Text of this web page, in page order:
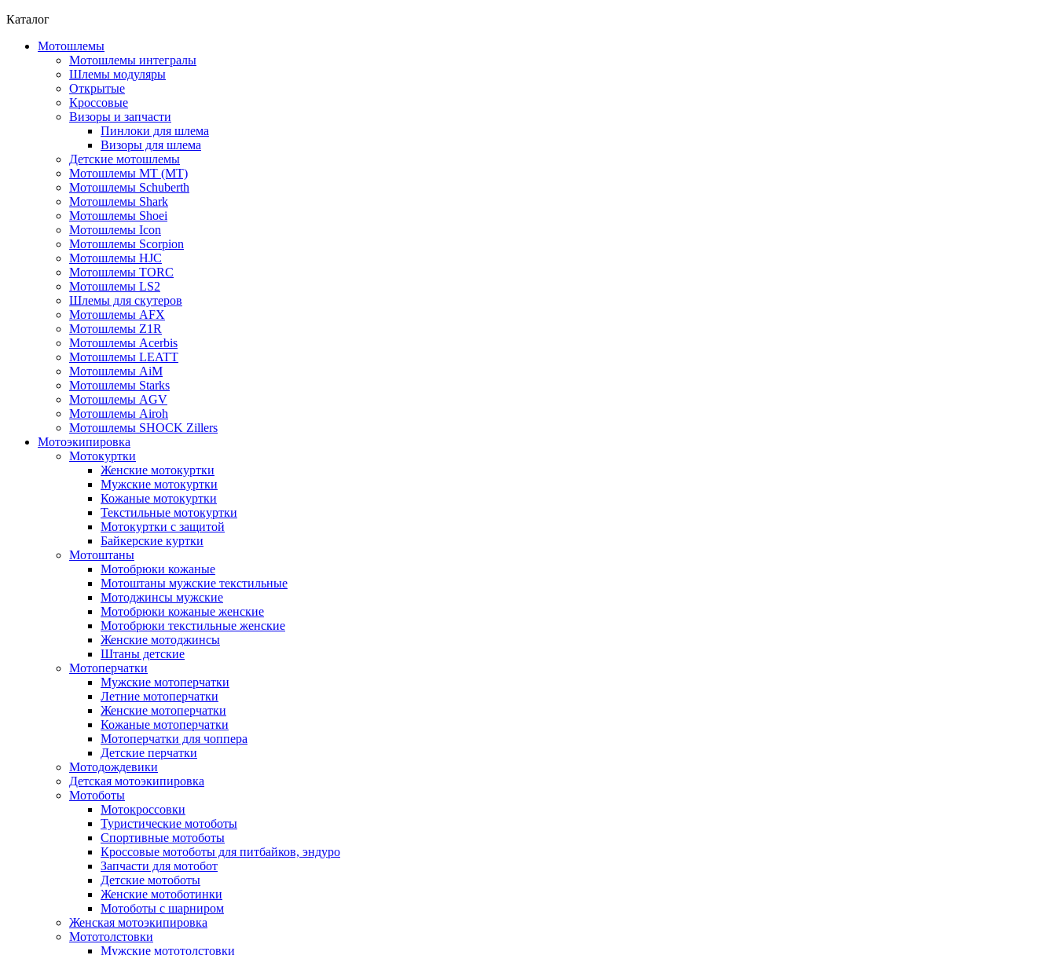
Каталог
Мотошлемы
Мотошлемы интегралы
Шлемы модуляры
Открытые
Кросcовые
Визоры и запчасти
Пинлоки для шлема
Визоры для шлема
Детские мотошлемы
Мотошлемы MT (МТ)
Мотошлемы Schuberth
Мотошлемы Shark
Мотошлемы Shoei
Мотошлемы Icon
Мотошлемы Scorpion
Мотошлемы HJC
Мотошлемы TORC
Мотошлемы LS2
Шлемы для скутеров
Мотошлемы AFX
Мотошлемы Z1R
Мотошлемы Acerbis
Мотошлемы LEATT
Мотошлемы AiM
Мотошлемы Starks
Мотошлемы AGV
Мотошлемы Airoh
Мотошлемы SHOCK Zillers
Мотоэкипировка
Мотокуртки
Женские мотокуртки
Мужские мотокуртки
Кожаные мотокуртки
Текстильные мотокуртки
Мотокуртки с защитой
Байкерские куртки
Мотоштаны
Мотобрюки кожаные
Мотоштаны мужские текстильные
Мотоджинсы мужские
Мотобрюки кожаные женские
Мотобрюки текстильные женские
Женские мотоджинсы
Штаны детские
Мотоперчатки
Мужские мотоперчатки
Летние мотоперчатки
Женские мотоперчатки
Кожаные мотоперчатки
Мотоперчатки для чоппера
Детские перчатки
Мотодождевики
Детская мотоэкипировка
Мотоботы
Мотокроссовки
Туристические мотоботы
Спортивные мотоботы
Кроссовые мотоботы для питбайков, эндуро
Запчасти для мотобот
Детские мотоботы
Женские мотоботинки
Мотоботы с шарниром
Женская мотоэкипировка
Мототолстовки
Мужские мототолстовки